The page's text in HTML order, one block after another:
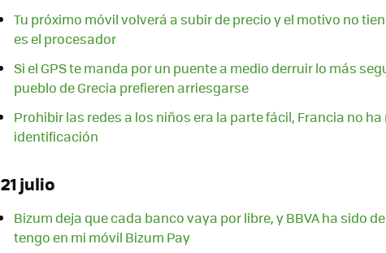
Tu próximo móvil volverá a subir de precio y el motivo no
es el procesador
Si el GPS te manda por un puente a medio derruir lo más
pueblo de Grecia prefieren arriesgarse
Prohibir las redes a los niños era la parte fácil, Francia no
identificación
21 julio
Bizum deja que cada banco vaya por libre, y BBVA ha sido
tengo en mi móvil Bizum Pay